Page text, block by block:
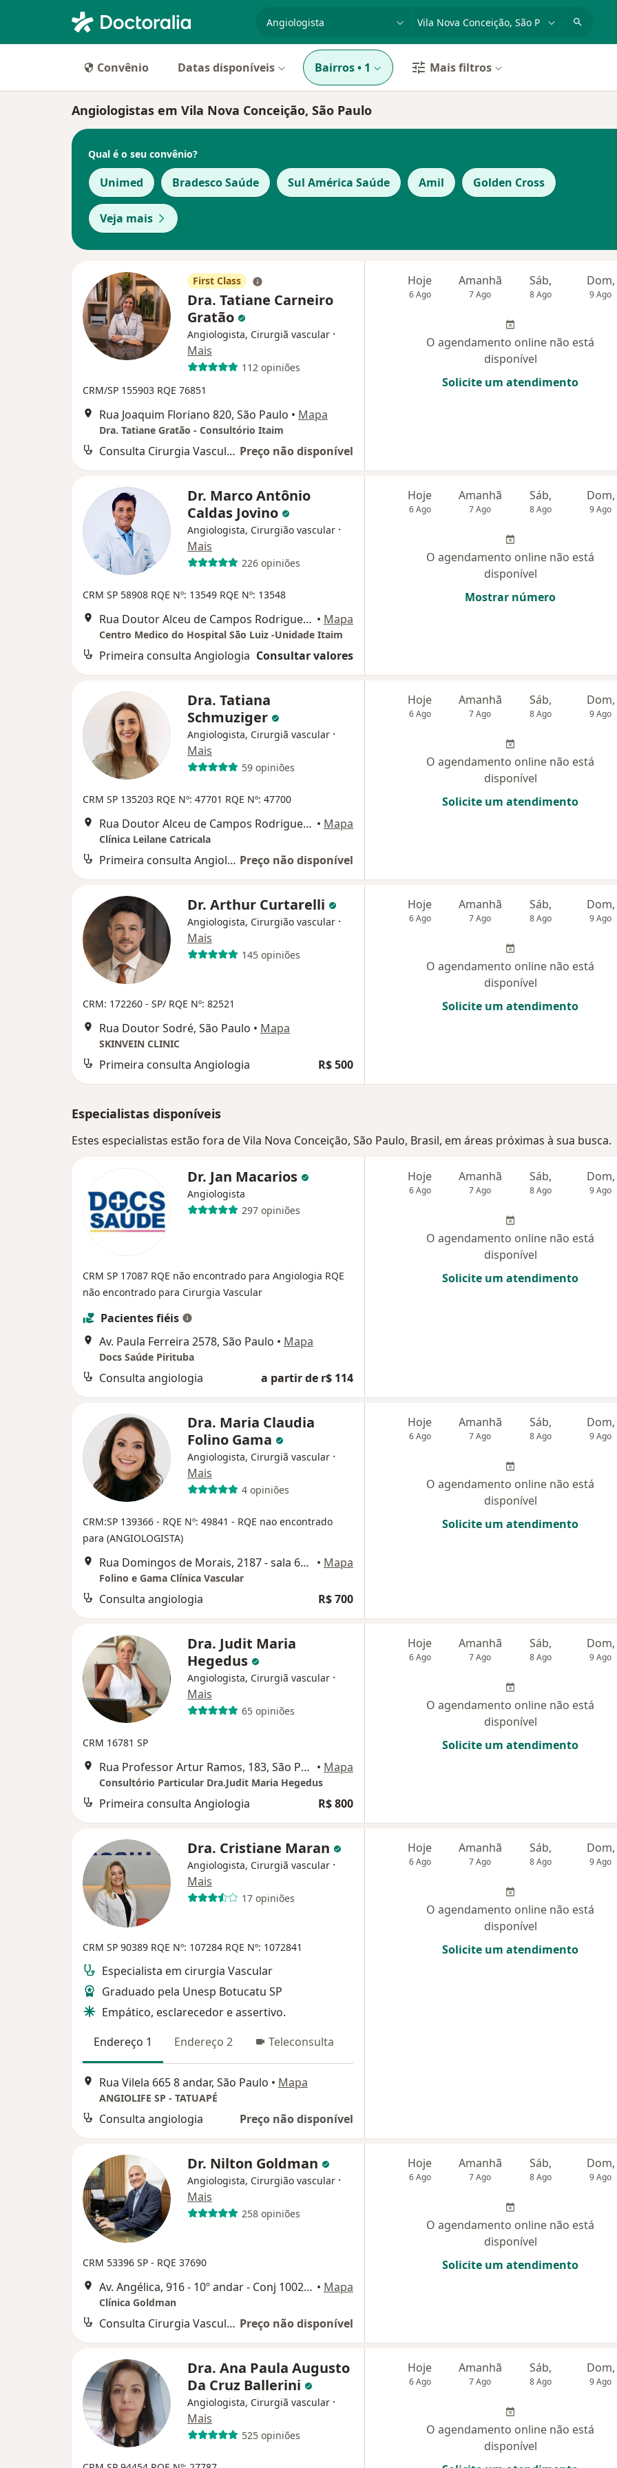
Convênio Datas disponíveis Bairros• 1 Mais filtros
Angiologistas em Vila Nova Conceição, São Paulo
Qual é o seu convênio?
Unimed Bradesco Saúde Sul América Saúde Amil Golden Cross
Veja mais
First Class
Dra. Tatiane Carneiro
Gratão
Angiologista, Cirurgiã vascular ·
Mais
112 opiniões
CRM/SP 155903 RQE 76851
Rua Joaquim Floriano 820, São Paulo • Mapa
Dra. Tatiane Gratão - Consultório Itaim
Consulta Cirurgia Vascular Preço não disponível
Hoje
6 Ago
Amanhã
7 Ago
Sáb,
8 Ago
Dom,
9 Ago
O agendamento online não está
disponível
Solicite um atendimento
Dr. Marco Antônio
Caldas Jovino
Angiologista, Cirurgião vascular ·
Mais
226 opiniões
CRM SP 58908 RQE Nº: 13549 RQE Nº: 13548
Rua Doutor Alceu de Campos Rodrigues, 229 - 8 andar, São Paulo • Mapa
Centro Medico do Hospital São Luiz -Unidade Itaim
Primeira consulta Angiologia Consultar valores
Hoje
6 Ago
Amanhã
7 Ago
Sáb,
8 Ago
Dom,
9 Ago
O agendamento online não está
disponível
Mostrar número
Dra. Tatiana
Schmuziger
Angiologista, Cirurgiã vascular ·
Mais
59 opiniões
CRM SP 135203 RQE Nº: 47701 RQE Nº: 47700
Rua Doutor Alceu de Campos Rodrigues, 509, São Paulo • Mapa
Clínica Leilane Catricala
Primeira consulta Angiologia Preço não disponível
Hoje
6 Ago
Amanhã
7 Ago
Sáb,
8 Ago
Dom,
9 Ago
O agendamento online não está
disponível
Solicite um atendimento
Dr. Arthur Curtarelli
Angiologista, Cirurgião vascular ·
Mais
145 opiniões
CRM: 172260 - SP/ RQE Nº: 82521
Rua Doutor Sodré, São Paulo • Mapa
SKINVEIN CLINIC
Primeira consulta Angiologia R$ 500
Hoje
6 Ago
Amanhã
7 Ago
Sáb,
8 Ago
Dom,
9 Ago
O agendamento online não está
disponível
Solicite um atendimento
Especialistas disponíveis
Estes especialistas estão fora de Vila Nova Conceição, São Paulo, Brasil, em áreas próximas à sua busca.
Dr. Jan Macarios
Angiologista
297 opiniões
CRM SP 17087 RQE não encontrado para Angiologia RQE
não encontrado para Cirurgia Vascular
Pacientes fiéis
Av. Paula Ferreira 2578, São Paulo • Mapa
Docs Saúde Pirituba
Consulta angiologia a partir de r$ 114
Hoje
6 Ago
Amanhã
7 Ago
Sáb,
8 Ago
Dom,
9 Ago
O agendamento online não está
disponível
Solicite um atendimento
Dra. Maria Claudia
Folino Gama
Angiologista, Cirurgiã vascular ·
Mais
4 opiniões
CRM:SP 139366 - RQE Nº: 49841 - RQE nao encontrado
para (ANGIOLOGISTA)
Rua Domingos de Morais, 2187 - sala 609, São Paulo • Mapa
Folino e Gama Clínica Vascular
Consulta angiologia R$ 700
Hoje
6 Ago
Amanhã
7 Ago
Sáb,
8 Ago
Dom,
9 Ago
O agendamento online não está
disponível
Solicite um atendimento
Dra. Judit Maria
Hegedus
Angiologista, Cirurgiã vascular ·
Mais
65 opiniões
CRM 16781 SP
Rua Professor Artur Ramos, 183, São Paulo • Mapa
Consultório Particular Dra.Judit Maria Hegedus
Primeira consulta Angiologia R$ 800
Hoje
6 Ago
Amanhã
7 Ago
Sáb,
8 Ago
Dom,
9 Ago
O agendamento online não está
disponível
Solicite um atendimento
Dra. Cristiane Maran
Angiologista, Cirurgiã vascular ·
Mais
17 opiniões
CRM SP 90389 RQE Nº: 107284 RQE Nº: 1072841
Especialista em cirurgia Vascular
Graduado pela Unesp Botucatu SP
Empático, esclarecedor e assertivo.
Endereço 1
Endereço 2 Teleconsulta
Rua Vilela 665 8 andar, São Paulo • Mapa
ANGIOLIFE SP - TATUAPÉ
Consulta angiologia Preço não disponível
Hoje
6 Ago
Amanhã
7 Ago
Sáb,
8 Ago
Dom,
9 Ago
O agendamento online não está
disponível
Solicite um atendimento
Dr. Nilton Goldman
Angiologista, Cirurgião vascular ·
Mais
258 opiniões
CRM 53396 SP - RQE 37690
Av. Angélica, 916 - 10º andar - Conj 1002, São Paulo • Mapa
Clínica Goldman
Consulta Cirurgia Vascular Preço não disponível
Hoje
6 Ago
Amanhã
7 Ago
Sáb,
8 Ago
Dom,
9 Ago
O agendamento online não está
disponível
Solicite um atendimento
Dra. Ana Paula Augusto
Da Cruz Ballerini
Angiologista, Cirurgiã vascular ·
Mais
525 opiniões
Hoje
6 Ago
Amanhã
7 Ago
Sáb,
8 Ago
Dom,
9 Ago
O agendamento online não está
disponível